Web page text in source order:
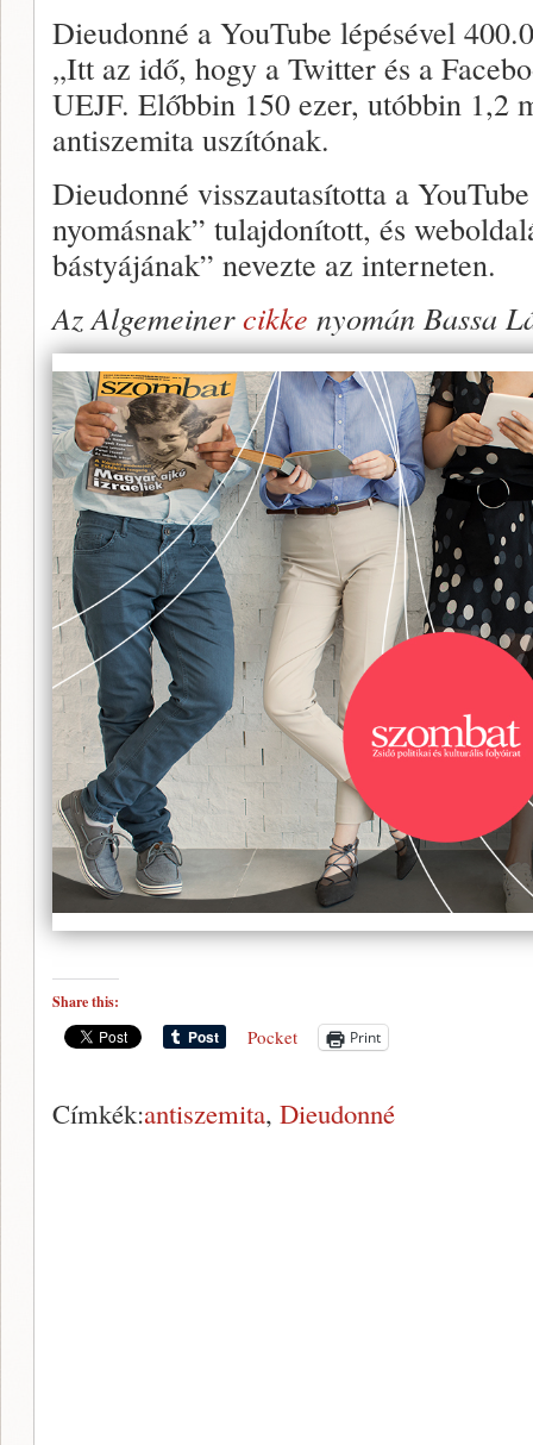
Dieudonné a YouTube lépésével
„Itt az idő, hogy a Twitter és a
UEJF. Előbbin 150 ezer, utóbbin 1,2
antiszemita uszítónak.
Dieudonné visszautasította a
nyomásnak” tulajdonított, és
bástyájának” nevezte az interneten.
Az Algemeinercikke nyomán Bassa
Share this:
Pocket Print
Címkék:antiszemita, Dieudonné